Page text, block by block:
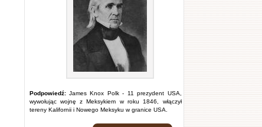
Podpowiedź:James Knox Polk - 11 prezydent USA,
wywołując wojnę z Meksykiem w roku 1846, włączył
tereny Kalifornii i Nowego Meksyku w granice USA.